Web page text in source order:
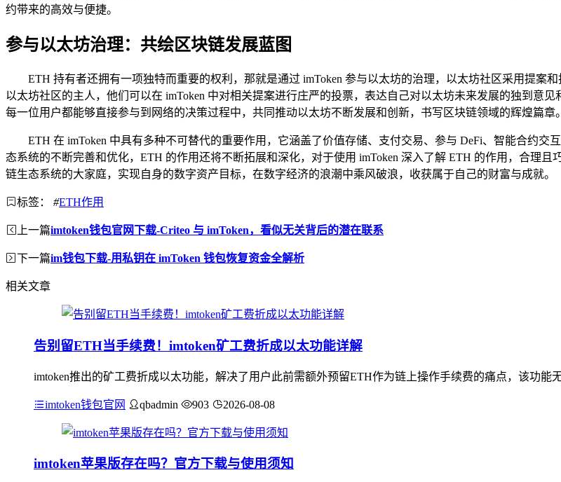
约带来的高效与便捷。
参与以太坊治理：共绘区块链发展蓝图
ETH 持有者还拥有一项独特而重要的权利，那就是通过 imToken 参与以太坊的治理，以太坊社区采用提案
以太坊社区的主人，他们可以在 imToken 中对相关提案进行庄严的投票，表达自己对以太坊未来发展的独到意
每一位用户都能够直接参与到网络的决策过程中，共同推动以太坊不断发展和创新，书写区块链领域的辉煌篇章。
ETH 在 imToken 中具有多种不可替代的重要作用，它涵盖了价值存储、支付交易、参与 DeFi、智能合约
态系统的不断完善和优化，ETH 的作用还将不断拓展和深化，对于使用 imToken 深入了解 ETH 的作用，合理
链生态系统的大家庭，实现自身的数字资产目标，在数字经济的浪潮中乘风破浪，收获属于自己的财富与成就。
标签： #ETH作用
上一篇imtoken钱包官网下载-Criteo 与 imToken，看似无关背后的潜在联系
下一篇im钱包下载-用私钥在 imToken 钱包恢复资金全解析
相关文章
告别留ETH当手续费！imtoken矿工费折成以太功能详解
imtoken推出的矿工费折成以太功能，解决了用户此前需额外预留ETH作为链上操作手续费的痛点，该功
imtoken钱包官网 qbadmin 903 2026-08-08
imtoken苹果版存在吗？官方下载与使用须知